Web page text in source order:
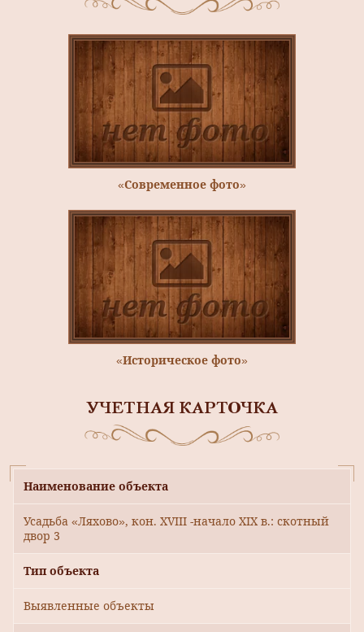
«Современное фото»
«Историческое фото»
УЧЕТНАЯ КАРТОЧКА
Наименование объекта
Усадьба «Ляхово», кон. XVIII -начало XIX в.: скотный
двор 3
Тип объекта
Выявленные объекты